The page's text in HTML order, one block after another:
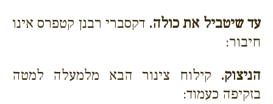
עד שיטביל את כולה. דקסברי רבנן קטפרס אינו
חיבור:
הניצוק. קילוח צינור הבא מלמעלה למטה
בזקיפה כעמוד: